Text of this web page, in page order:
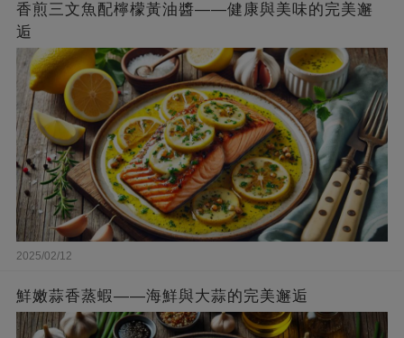
香煎三文魚配檸檬黃油醬——健康與美味的完美邂
逅
2025/02/12
鮮嫩蒜香蒸蝦——海鮮與大蒜的完美邂逅